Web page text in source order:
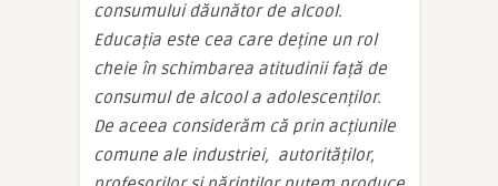
consumului dăunător de alcool.
Educația este cea care deține un rol
cheie în schimbarea atitudinii față de
consumul de alcool a adolescenților.
De aceea considerăm că prin acțiunile
comune ale industriei, autorităților,